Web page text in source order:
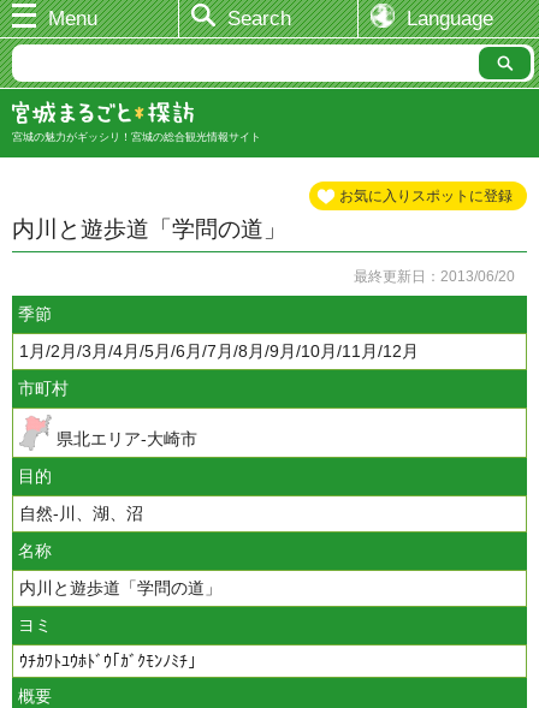
Menu Search Language
宮城の魅力がギッシリ！宮城の総合観光情報サイト
お気に入りスポットに登録
内川と遊歩道「学問の道」
最終更新日：2013/06/20
季節
1月/2月/3月/4月/5月/6月/7月/8月/9月/10月/11月/12月
市町村
県北エリア-大崎市
目的
自然-川、湖、沼
名称
内川と遊歩道「学問の道」
ヨミ
ｳﾁｶﾜﾄﾕｳﾎﾄﾞｳ｢ｶﾞｸﾓﾝﾉﾐﾁ｣
概要